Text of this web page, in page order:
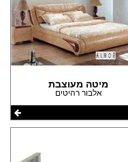
מיטה מעוצבת
אלבור רהיטים